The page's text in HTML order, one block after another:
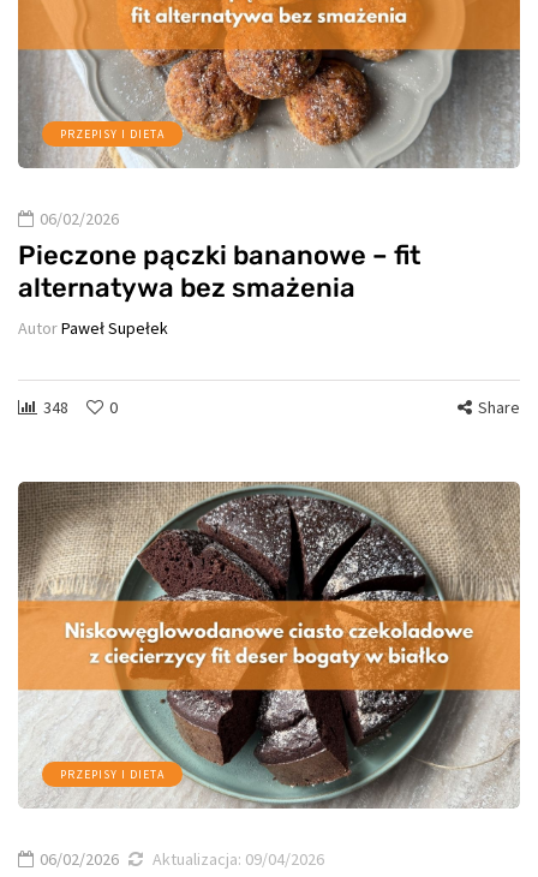
PRZEPISY I DIETA
06/02/2026
Pieczone pączki bananowe – fit
alternatywa bez smażenia
AutorPaweł Supełek
348 0 Share
PRZEPISY I DIETA
06/02/2026 Aktualizacja: 09/04/2026